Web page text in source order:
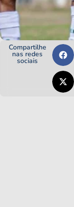
Compartilhe
nas redes
sociais